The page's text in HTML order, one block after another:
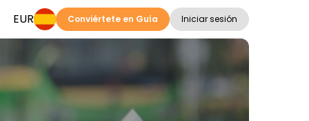
EUR Conviértete en Guía Iniciar sesión